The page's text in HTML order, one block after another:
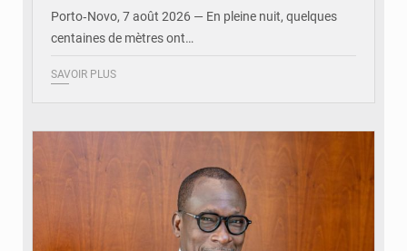
Porto‑Novo, 7 août 2026 — En pleine nuit, quelques
centaines de mètres ont…
SAVOIR PLUS